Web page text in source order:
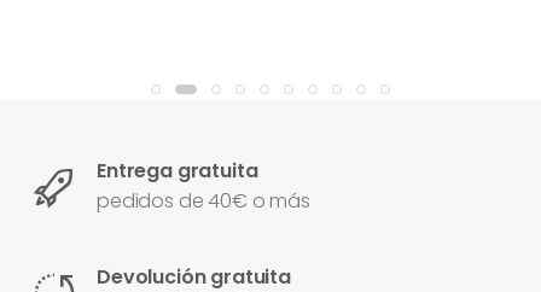
Entrega gratuita
pedidos de 40€ o más
Devolución gratuita